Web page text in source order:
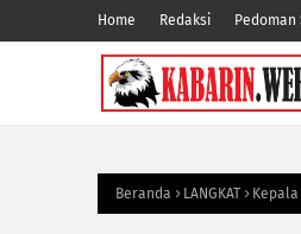
Home Redaksi Pedoman
Beranda LANGKAT